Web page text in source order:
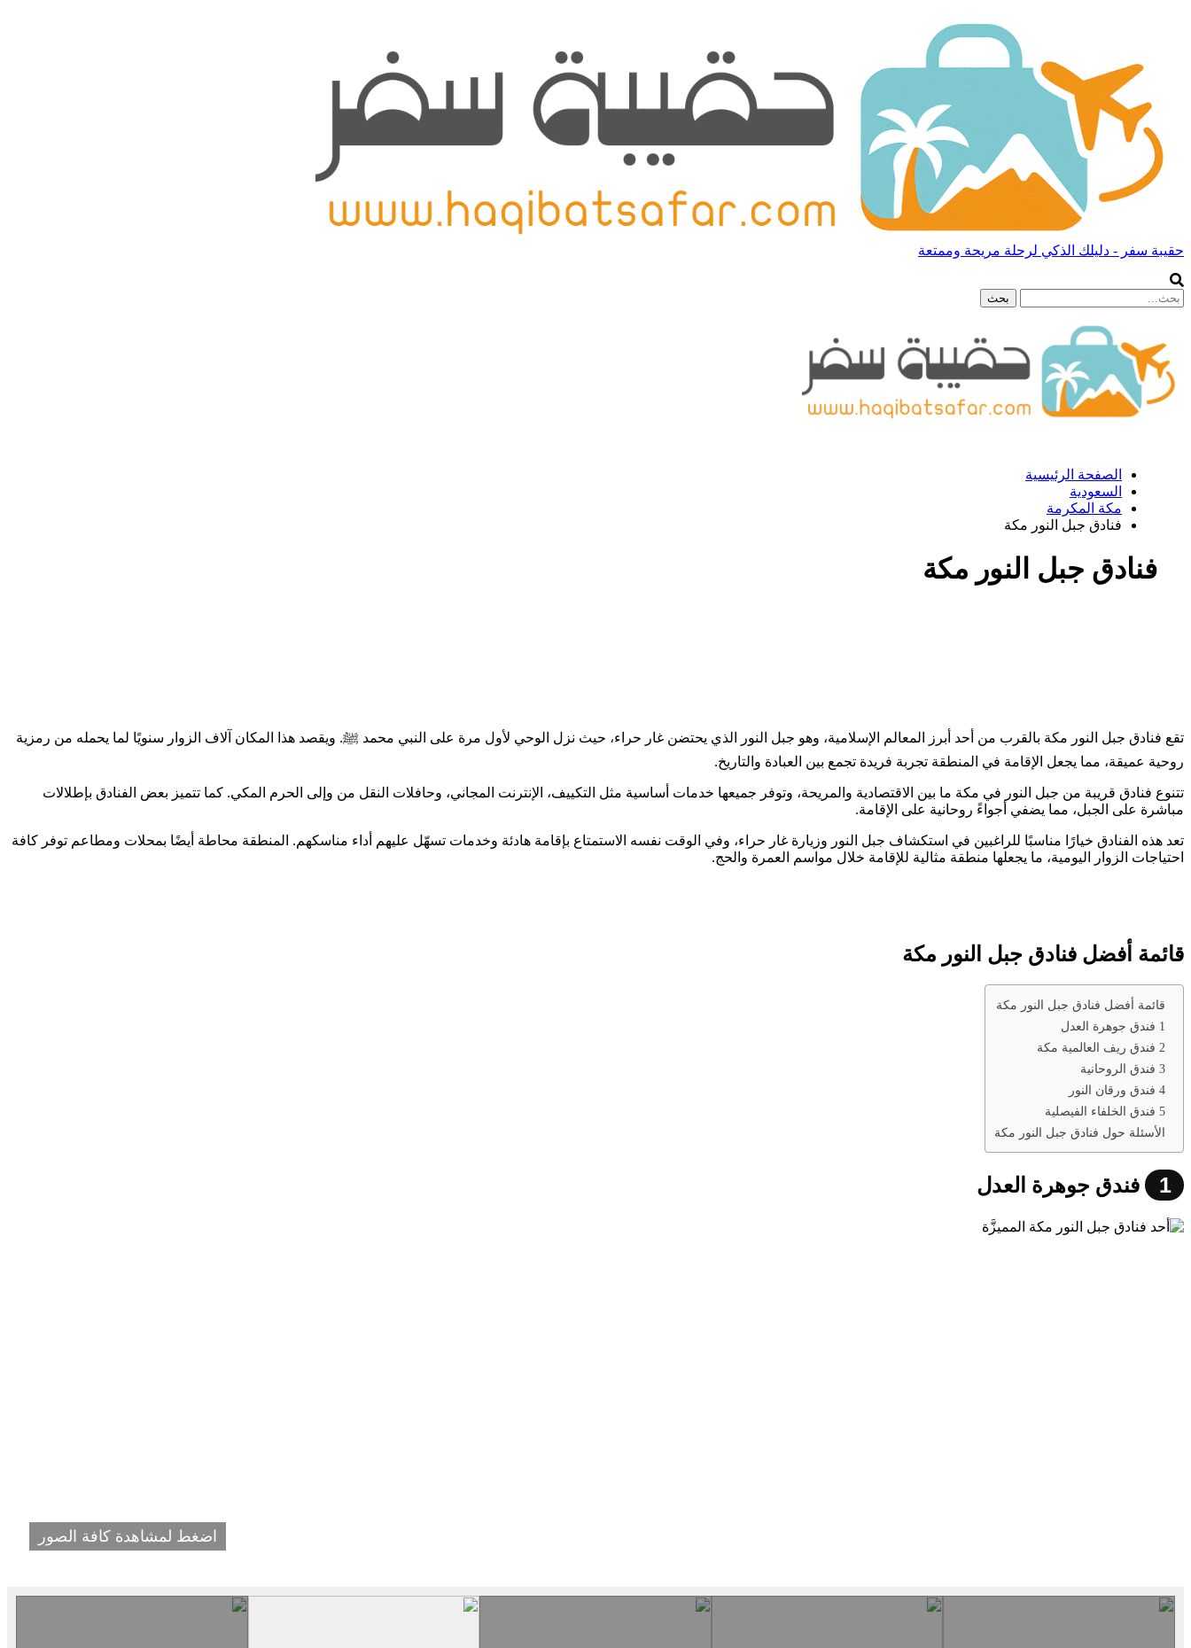
حقيبة سفر - دليلك الذكي لرحلة مريحة وممتعة
الصفحة الرئيسية
السعودية
مكة المكرمة
فنادق جبل النور مكة
فنادق جبل النور مكة
تقع فنادق جبل النور مكة بالقرب من أحد أبرز المعالم الإسلامية، وهو جبل النور الذي يحتضن غار حراء، حيث نزل الوحي لأول مرة على النبي محمد ﷺ. ويقصد هذا المكان آلاف الزوار سنويًا لما يحمله من رمزية
روحية عميقة، مما يجعل الإقامة في المنطقة تجربة فريدة تجمع بين العبادة والتاريخ.
تتنوع فنادق قريبة من جبل النور في مكة ما بين الاقتصادية والمريحة، وتوفر جميعها خدمات أساسية مثل التكييف، الإنترنت المجاني، وحافلات النقل من وإلى الحرم المكي. كما تتميز بعض الفنادق بإطلالات
مباشرة على الجبل، مما يضفي أجواءً روحانية على الإقامة.
تعد هذه الفنادق خيارًا مناسبًا للراغبين في استكشاف جبل النور وزيارة غار حراء، وفي الوقت نفسه الاستمتاع بإقامة هادئة وخدمات تسهّل عليهم أداء مناسكهم. المنطقة محاطة أيضًا بمحلات ومطاعم توفر كافة
احتياجات الزوار اليومية، ما يجعلها منطقة مثالية للإقامة خلال مواسم العمرة والحج.
قائمة أفضل فنادق جبل النور مكة
قائمة أفضل فنادق جبل النور مكة
1 فندق جوهرة العدل
2 فندق ريف العالمية مكة
3 فندق الروحانية
4 فندق ورقان النور
5 فندق الخلفاء الفيصلية
الأسئلة حول فنادق جبل النور مكة
1 فندق جوهرة العدل
اضغط لمشاهدة كافة الصور